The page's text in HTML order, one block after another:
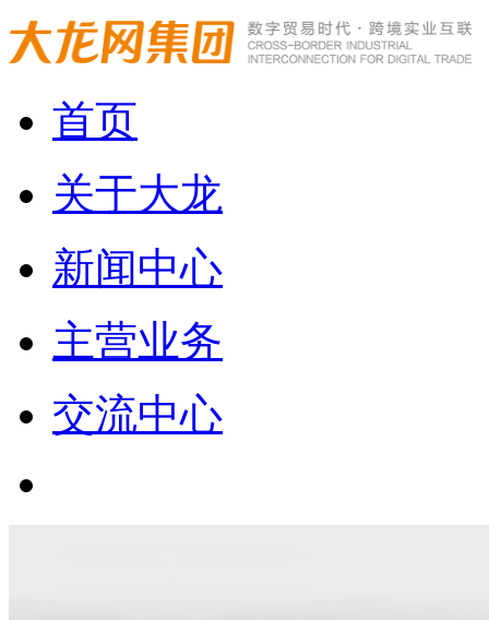
首页
关于大龙
新闻中心
主营业务
交流中心